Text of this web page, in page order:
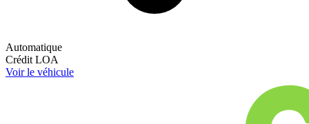
Automatique
Crédit LOA
Voir le véhicule